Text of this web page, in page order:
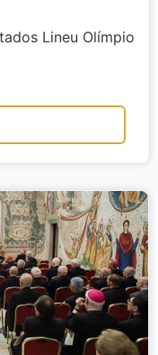
Lineu Olímpio